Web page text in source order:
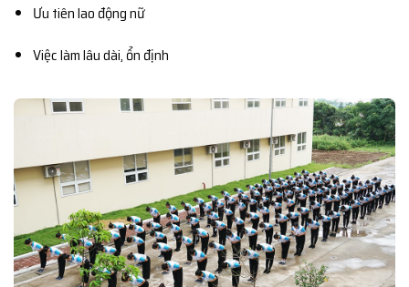
Ưu tiên lao động nữ
Việc làm lâu dài, ổn định